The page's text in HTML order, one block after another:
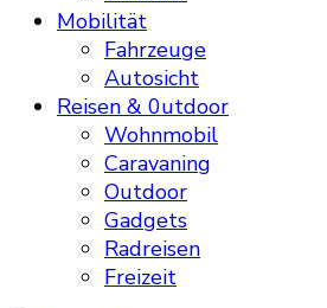
Mobilität
Fahrzeuge
Autosicht
Reisen & 0utdoor
Wohnmobil
Caravaning
Outdoor
Gadgets
Radreisen
Freizeit